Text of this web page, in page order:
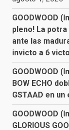
GOODWOOD
pleno! La potra
ante las
invicto a 6
GOODWOOD
BOW ECHO
GSTAAD en un
GOODWOOD
GLORIOUS